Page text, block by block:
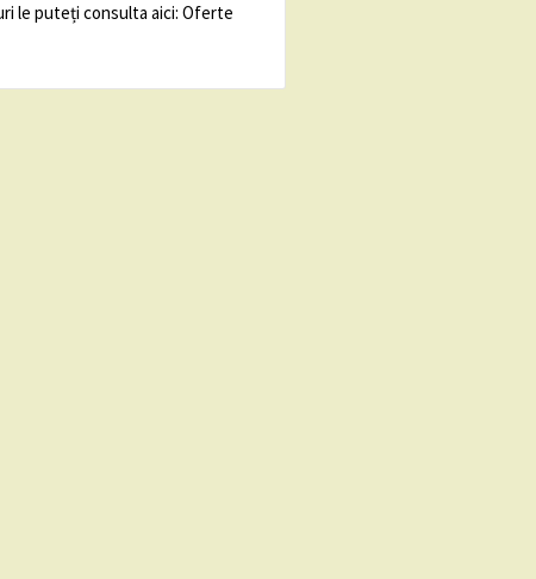
le puteți consulta aici: Oferte